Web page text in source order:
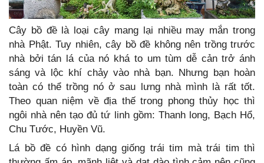
Cây bồ đề là loại cây mang lại nhiều may mắn trong
nhà Phật. Tuy nhiên, cây bồ đề không nên trồng trước
nhà bởi tán lá của nó khá to um tùm dễ cản trở ánh
sáng và lộc khí chảy vào nhà bạn. Nhưng bạn hoàn
toàn có thể trồng nó ở sau lưng nhà mình là rất tốt.
Theo quan niệm về địa thế trong phong thủy học thì
ngôi nhà nên tạo đủ tứ linh gồm: Thanh long, Bạch Hổ,
Chu Tước, Huyền Vũ.
Lá bồ đề có hình dạng giống trái tim mà trái tim thì